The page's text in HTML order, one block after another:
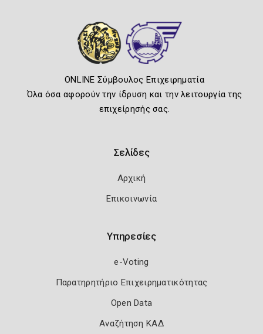
ONLINE Σύμβουλος Επιχειρηματία
Όλα όσα αφορούν την ίδρυση και την λειτουργία της
επιχείρησής σας.
Σελίδες
Αρχική
Επικοινωνία
Υπηρεσίες
e-Voting
Παρατηρητήριο Επιχειρηματικότητας
Open Data
Αναζήτηση ΚΑΔ